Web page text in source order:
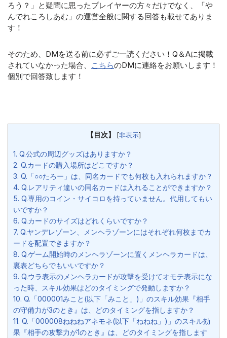
ろう？」と疑問に思ったプレイヤーの方々だけでなく、「や
んでれころしあむ」の運営全般に関する回答も載せてありま
す！
そのため、DMを送る前に必ずご一読ください！Q＆Aに掲載
されていなかった場合、
こちらのDMに連絡をお願いします！
個別で回答致します！
【目次】 [非表示]
1. Q.公式の周辺グッズはありますか？
2. Q.カードの購入場所はどこですか？
3. Q.「○○たろー」は、同名カードでも何枚も入れられますか？
4. Q.レアリティ違いの同名カードは入れることができますか？
5. Q.専用のコイン・サイコロを持っていません。代用してもい
いですか？
6. Q.カードのサイズはどれくらいですか？
7. Q.ヤンデレゾーン、メンヘラゾーンにはそれぞれ何枚までカ
ードを配置できますか？
8. Q.ゲーム開始時のメンヘラゾーンに置くメンヘラカードは、
裏表どちらでもいいですか？
9. Q.ウラ表示のメンヘラカードが攻撃を受けてオモテ表示にな
った時、スキル効果はどのタイミングで発動しますか？
10. Q.「000001みこと(以下「みこと」)」のスキル効果『相手
の守備力が3のとき』は、どのタイミングを指しますか？
11. Q.「000008ねねねアネモネ(以下「ねねね」)」のスキル効
果『相手の攻撃力が1のとき』は、どのタイミングを指します